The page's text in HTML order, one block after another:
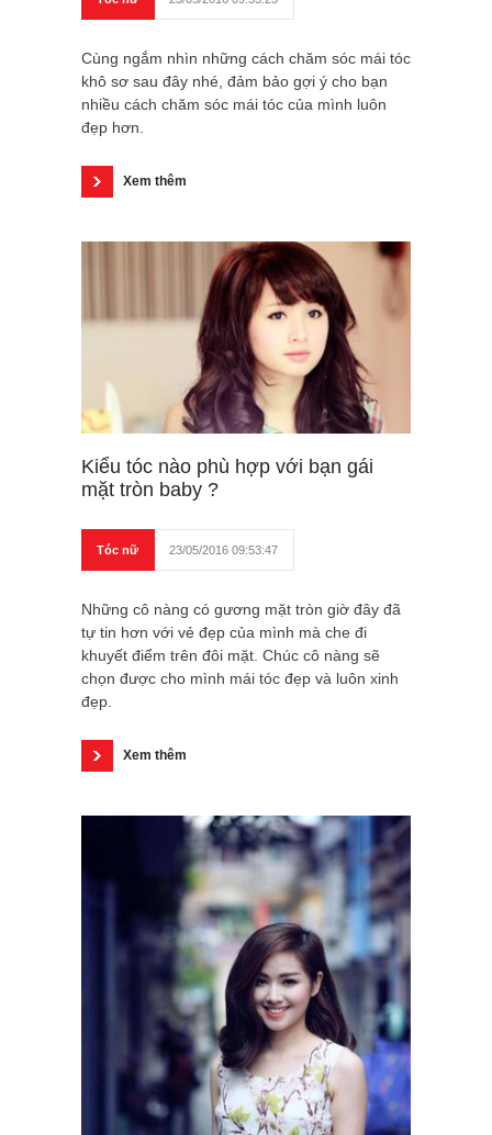
Cùng ngắm nhìn những cách chăm sóc mái tóc
khô sơ sau đây nhé, đảm bảo gợi ý cho bạn
nhiều cách chăm sóc mái tóc của mình luôn
đẹp hơn.
Xem thêm
Kiểu tóc nào phù hợp với bạn gái
mặt tròn baby ?
Tóc nữ 23/05/2016 09:53:47
Những cô nàng có gương mặt tròn giờ đây đã
tự tin hơn với vẻ đẹp của mình mà che đi
khuyết điểm trên đôi mặt. Chúc cô nàng sẽ
chọn được cho mình mái tóc đẹp và luôn xinh
đẹp.
Xem thêm